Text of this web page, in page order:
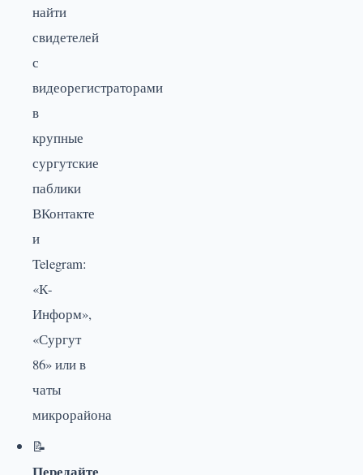
найти
свидетелей
с
видеорегистраторами
в
крупные
сургутские
паблики
ВКонтакте
и
Telegram:
«К-
Информ»,
«Сургут
86» или в
чаты
микрорайона
📝